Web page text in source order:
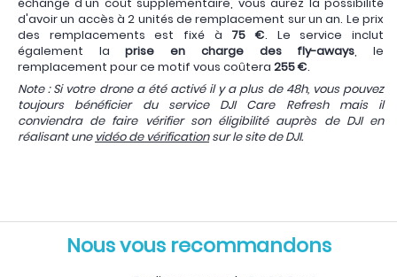
d'avoir un accès à 2 unités de remplacement sur un an. Le prix
des remplacements est fixé à 75 €. Le service inclut
également laprise en charge des fly-aways, le
remplacement pour ce motif vous coûtera 255 €.
Note : Si votre drone a été activé il y a plus de 48h, vous pouvez
toujours bénéficier du service DJI Care Refresh mais il
conviendra de faire vérifier son éligibilité auprès de DJI en
réalisant une vidéo de vérificationsur le site de DJI.
Nous vous recommandons